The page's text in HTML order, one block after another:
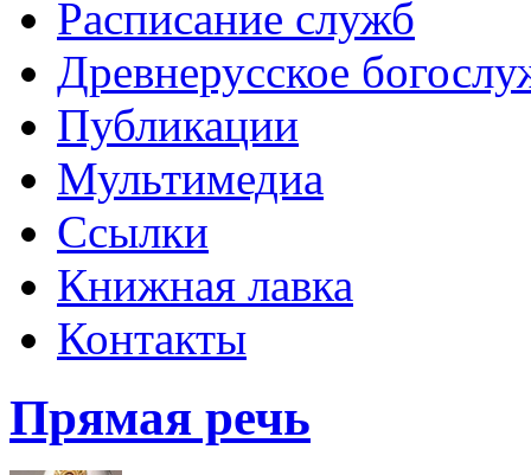
Расписание служб
Древнерусское
Публикации
Мультимедиа
Ссылки
Книжная лавка
Контакты
Прямая речь